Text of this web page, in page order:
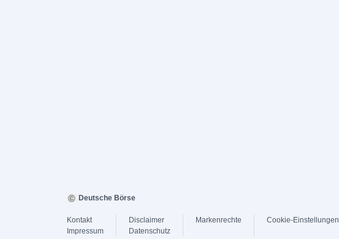
Deutsche Börse
Kontakt
Impressum
Disclaimer
Datenschutz
Markenrechte Cookie-Einstellungen